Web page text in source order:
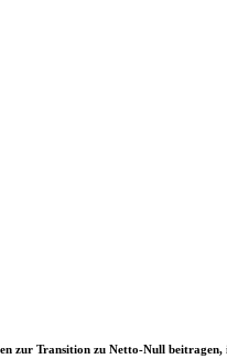
zur Transition zu Netto-Null